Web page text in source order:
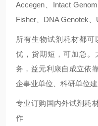
Accegen、Intact
Fisher、DNA Genotek
所有生物试剂耗材都
优，货期短，可加急。
务，益元利康自成立依
企事业单位、科研单位建
专业订购国内外试剂耗
作